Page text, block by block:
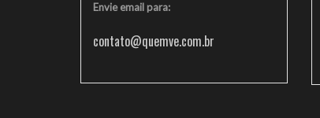
Envie email para:
contato@quemve.com.br